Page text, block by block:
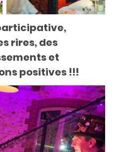
rires, des
et
positives !!!